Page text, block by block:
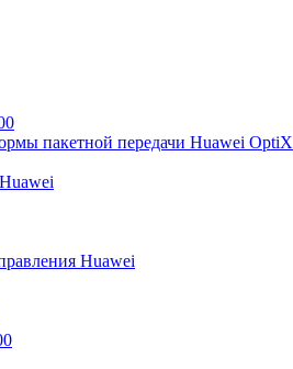
пакетной передачи Huawei OptiX
Huawei